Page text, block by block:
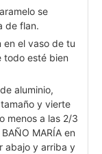
se
de flan.
en el vaso de tu
todo esté bien
aluminio,
y vierte
menos a las 2/3
MARÍA en
abajo y arriba y